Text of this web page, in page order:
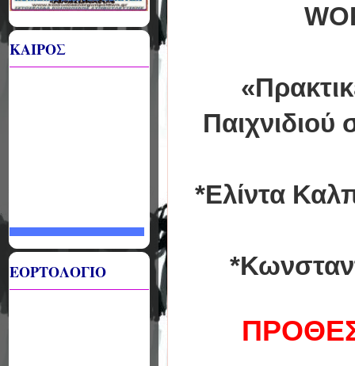
*Ελίντα
ΚΑΙΡΟΣ
ΕΟΡΤΟΛΟΓΙΟ